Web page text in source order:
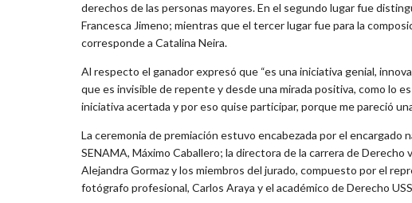
derechos de las personas mayores. En el segundo lugar fue
Francesca Jimeno; mientras que el tercer lugar fue para la
corresponde a Catalina Neira.
Al respecto el ganador expresó que “es una iniciativa genial,
que es invisible de repente y desde una mirada positiva, como lo
iniciativa acertada y por eso quise participar, porque me pareció
La ceremonia de premiación estuvo encabezada por el encargado
SENAMA, Máximo Caballero; la directora de la carrera de
Alejandra Gormaz y los miembros del jurado, compuesto por el
fotógrafo profesional, Carlos Araya y el académico de Derecho